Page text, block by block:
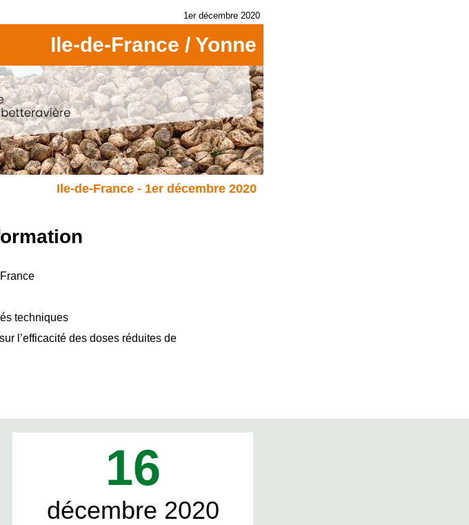
1er décembre 2020
Ile-de-France / Yonne
Ile-de-France - 1er décembre 2020
techniques
l’efficacité des doses réduites de
16
décembre 2020